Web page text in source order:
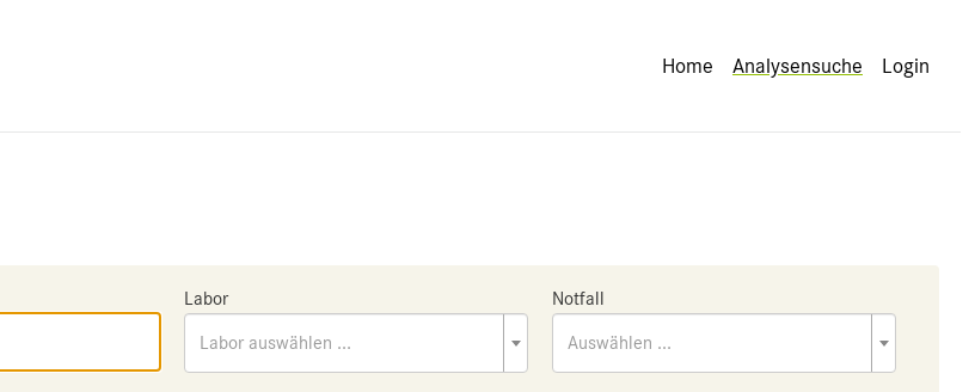
Home Analysensuche Login
Labor
Labor auswählen ...
Notfall
Auswählen ...